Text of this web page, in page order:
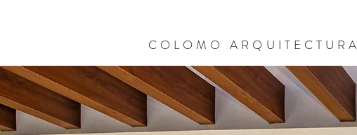
COLOMO ARQUITECTURA